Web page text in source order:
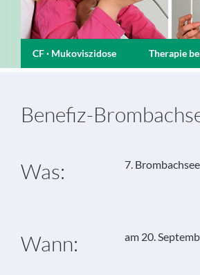
CF · Mukoviszidose Therapie
Benefiz-
Was: 7.
Wann: am 20.